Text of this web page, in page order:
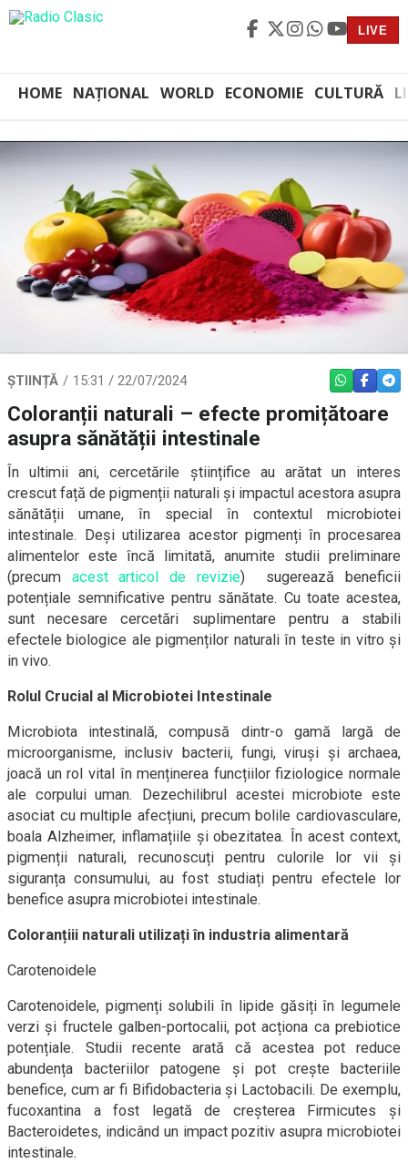
LIVE
HOME NAȚIONAL WORLD ECONOMIE CULTURĂ
ȘTIINȚĂ 15:31 / 22/07/2024 WHATSAPP
Coloranții naturali – efecte promițătoare
asupra sănătății intestinale
În ultimii ani, cercetările științifice au arătat un interes
crescut față de pigmenții naturali și impactul acestora asupra
sănătății umane, în special în contextul microbiotei
intestinale. Deși utilizarea acestor pigmenți în procesarea
alimentelor este încă limitată, anumite studii preliminare
(precum acest articol de revizie) sugerează beneficii
potențiale semnificative pentru sănătate. Cu toate acestea,
sunt necesare cercetări suplimentare pentru a stabili
efectele biologice ale pigmenților naturali în teste in vitro și
in vivo.
Rolul Crucial al Microbiotei Intestinale
Microbiota intestinală, compusă dintr-o gamă largă de
microorganisme, inclusiv bacterii, fungi, viruși și archaea,
joacă un rol vital în menținerea funcțiilor fiziologice normale
ale corpului uman. Dezechilibrul acestei microbiote este
asociat cu multiple afecțiuni, precum bolile cardiovasculare,
boala Alzheimer, inflamațiile și obezitatea. În acest context,
pigmenții naturali, recunoscuți pentru culorile lor vii și
siguranța consumului, au fost studiați pentru efectele lor
benefice asupra microbiotei intestinale.
Coloranțiii naturali utilizați în industria alimentară
Carotenoidele
Carotenoidele, pigmenți solubili în lipide găsiți în legumele
verzi și fructele galben-portocalii, pot acționa ca prebiotice
potențiale. Studii recente arată că acestea pot reduce
abundența bacteriilor patogene și pot crește bacteriile
benefice, cum ar fi Bifidobacteria și Lactobacili. De exemplu,
fucoxantina a fost legată de creșterea Firmicutes și
Bacteroidetes, indicând un impact pozitiv asupra microbiotei
intestinale.